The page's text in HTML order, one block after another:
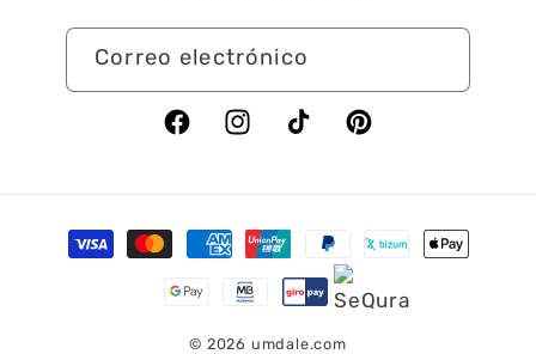
Correo electrónico
FacebookInstagramTikTok Pinterest
Formas
de
© 2026 umdale.com